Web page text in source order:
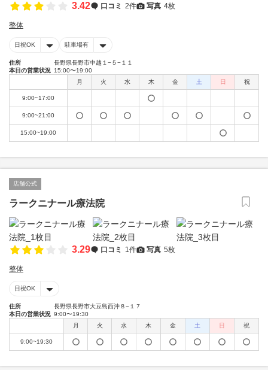
3.42 口コミ 2件 写真 4枚
整体
日祝OK 駐車場有
住所
長野県長野市中越１−５−１１
本日の営業状況 15:00〜19:00
月
火 水 木 金 土 日 祝
9:00~17:00
9:00~21:00
15:00~19:00
店舗公式
ラークニナール療法院
3.29 口コミ 1件 写真 5枚
整体
日祝OK
住所
長野県長野市大豆島西沖８−１７
本日の営業状況 9:00〜19:30
月
火 水 木 金 土 日 祝
9:00~19:30